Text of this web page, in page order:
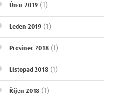
Únor 2019 (1)
Leden 2019 (1)
Prosinec 2018 (1)
Listopad 2018 (1)
Říjen 2018 (1)